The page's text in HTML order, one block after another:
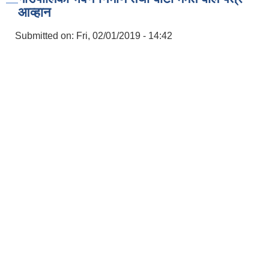
आव्हान
Submitted on: Fri, 02/01/2019 - 14:42